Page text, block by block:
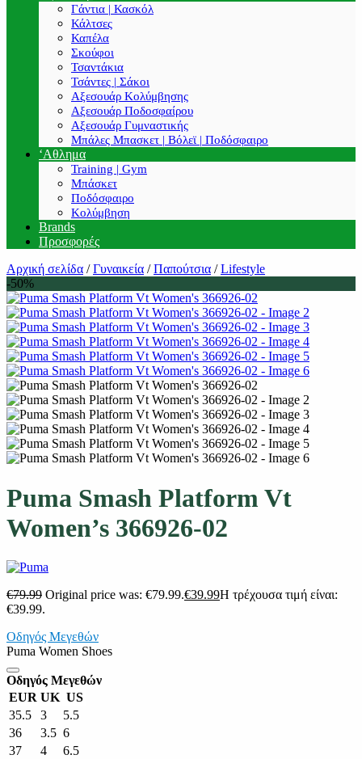
Γάντια | Κασκόλ
Κάλτσες
Καπέλα
Σκούφοι
Τσαντάκια
Τσάντες | Σάκοι
Αξεσουάρ Κολύμβησης
Αξεσουάρ Ποδοσφαίρου
Αξεσουάρ Γυμναστικής
Μπάλες Μπασκετ | Βόλεϊ | Ποδόσφαιρο
‘Αθλημα
Training | Gym
Μπάσκετ
Ποδόσφαιρο
Κολύμβηση
Brands
Προσφορές
Αρχική σελίδα / Γυναικεία / Παπούτσια / Lifestyle
-50%
Puma Smash Platform Vt
Women’s 366926-02
€79.99 Original price was: €79.99.€39.99Η τρέχουσα τιμή είναι:
€39.99.
Οδηγός Μεγεθών
Puma Women Shoes
Οδηγός Μεγεθών
EUR UK US
35.5
3
5.5
36
3.5 6
37
4
6.5